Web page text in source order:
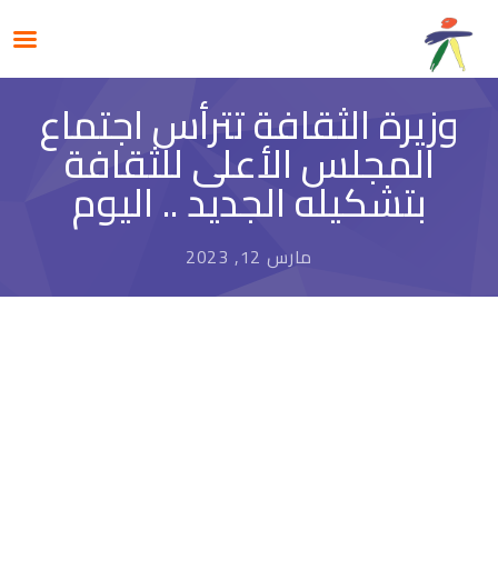
وزيرة الثقافة تترأس اجتماع
المجلس الأعلى للثقافة
بتشكيله الجديد .. اليوم
مارس 12, 2023